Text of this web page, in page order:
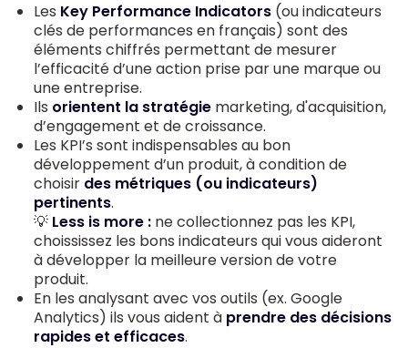
Les Key Performance Indicators (ou indicateurs
clés de performances en français) sont des
éléments chiffrés permettant de mesurer
l’efficacité d’une action prise par une marque ou
une entreprise.
Ils orientent la stratégie marketing, d'acquisition,
d’engagement et de croissance.
Les KPI’s sont indispensables au bon
développement d’un produit, à condition de
choisir des métriques (ou indicateurs)
pertinents.
💡 Less is more : ne collectionnez pas les KPI,
choississez les bons indicateurs qui vous aideront
à développer la meilleure version de votre
produit.
En les analysant avec vos outils (ex. Google
Analytics) ils vous aident à prendre des décisions
rapides et efficaces.